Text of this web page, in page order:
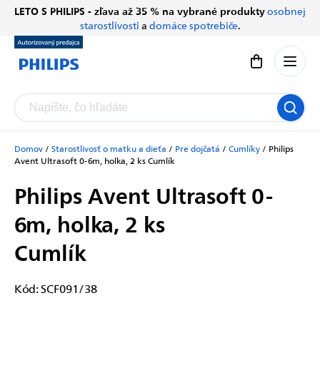
Prejsť
obsah
LETO S PHILIPS - zľava až 35 % na vybrané produktyosobnej
starostlivosti a domáce spotrebiče.
Nákupný
Domov / Starostlivosť o matku a dieťa / Pre dojčatá / Cumlíky / Philips
Avent Ultrasoft 0-6m, holka, 2 ksCumlík
Philips Avent Ultrasoft 0-
6m, holka, 2 ks
Cumlík
Kód:SCF091/38
Chatbot Filip
Autorizovaný predajce